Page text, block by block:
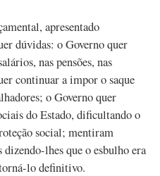
apresentado
dúvidas: o Governo quer
nas pensões, nas
continuar a impor o saque
o Governo quer
do Estado, dificultando o
social; mentiram
dizendo-lhes que o esbulho era
lo definitivo.